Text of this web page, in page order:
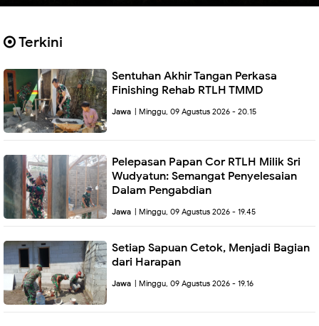
Terkini
Sentuhan Akhir Tangan Perkasa
Finishing Rehab RTLH TMMD
Jawa | Minggu, 09 Agustus 2026 - 20.15
Pelepasan Papan Cor RTLH Milik Sri
Wudyatun: Semangat Penyelesaian
Dalam Pengabdian
Jawa | Minggu, 09 Agustus 2026 - 19.45
Setiap Sapuan Cetok, Menjadi Bagian
dari Harapan
Jawa | Minggu, 09 Agustus 2026 - 19.16